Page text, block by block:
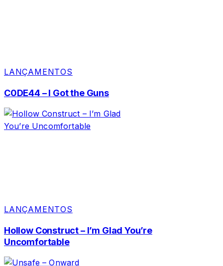
LANÇAMENTOS
C0DE44 – I Got the Guns
LANÇAMENTOS
Hollow Construct – I’m Glad You’re
Uncomfortable